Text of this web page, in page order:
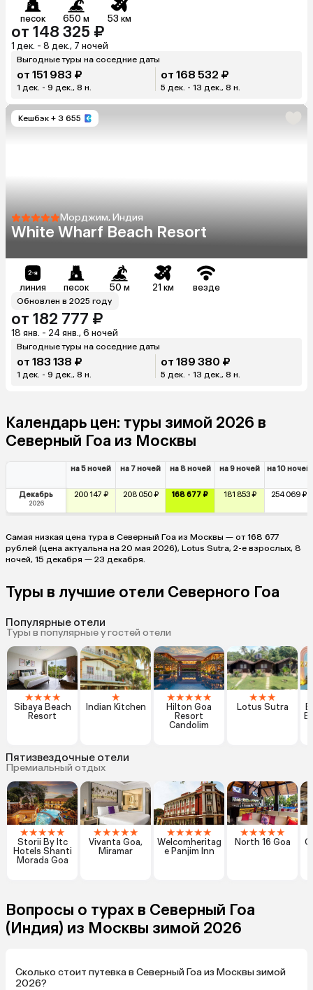
песок 650 м 53 км
от 148 325 ₽
1 дек. - 8 дек., 7 ночей
Выгодные туры на соседние даты
от 151 983 ₽
1 дек. - 9 дек., 8 н.
от 168 532 ₽
5 дек. - 13 дек., 8 н.
Кешбэк + 3 655
Морджим, Индия
White Wharf Beach Resort
линия песок 50 м 21 км везде
Обновлен в 2025 году
от 182 777 ₽
18 янв. - 24 янв., 6 ночей
Выгодные туры на соседние даты
от 183 138 ₽
1 дек. - 9 дек., 8 н.
от 189 380 ₽
5 дек. - 13 дек., 8 н.
Календарь цен: туры зимой 2026 в
Северный Гоа из Москвы
на 5 ночей на 7 ночей на 8 ночей на 9 ночей на 10 ночей
Декабрь
2026
200 147 ₽ 208 050 ₽ 168 677 ₽ 181 853 ₽ 254 069 ₽
Самая низкая цена тура в Северный Гоа из Москвы — от 168 677
рублей (цена актуальна на 20 мая 2026), Lotus Sutra, 2-е взрослых, 8
ночей, 15 декабря — 23 декабря.
Туры в лучшие отели Северного Гоа
Популярные отели
Туры в популярные у гостей отели
★★★★
Sibaya Beach
Resort
★
Indian Kitchen
★★★★★
Hilton Goa
Resort
Candolim
★★★
Lotus Sutra
Пятизвездочные отели
Премиальный отдых
★★★★★
Storii By Itc
Hotels Shanti
Morada Goa
★★★★★
Vivanta Goa,
Miramar
★★★★★
Welcomheritag
e Panjim Inn
★★★★★
North 16 Goa
Вопросы о турах в Северный Гоа
(Индия) из Москвы зимой 2026
Сколько стоит путевка в Северный Гоа из Москвы зимой
2026?